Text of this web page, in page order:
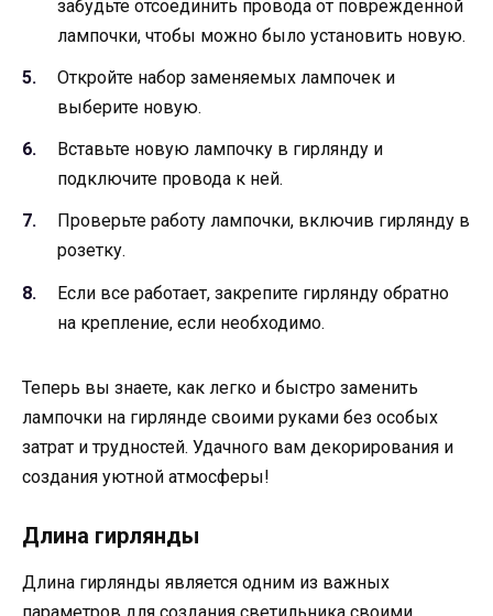
забудьте отсоединить провода от поврежденной
лампочки, чтобы можно было установить новую.
Откройте набор заменяемых лампочек и
выберите новую.
Вставьте новую лампочку в гирлянду и
подключите провода к ней.
Проверьте работу лампочки, включив гирлянду в
розетку.
Если все работает, закрепите гирлянду обратно
на крепление, если необходимо.
Теперь вы знаете, как легко и быстро заменить
лампочки на гирлянде своими руками без особых
затрат и трудностей. Удачного вам декорирования и
создания уютной атмосферы!
Длина гирлянды
Длина гирлянды является одним из важных